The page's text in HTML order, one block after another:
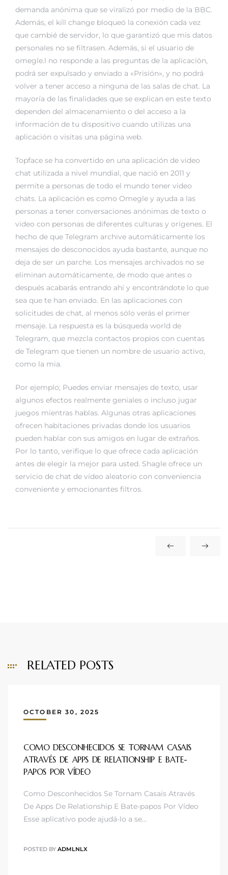
demanda anónima que se viralizó por medio de la BBC.
Además, el kill change bloqueó la conexión cada vez
que cambié de servidor, lo que garantizó que mis datos
personales no se filtrasen. Además, si el usuario de
omegle.l no responde a las preguntas de la aplicación,
podrá ser expulsado y enviado a «Prisión», y no podrá
volver a tener acceso a ninguna de las salas de chat. La
mayoría de las finalidades que se explican en este texto
dependen del almacenamiento o del acceso a la
información de tu dispositivo cuando utilizas una
aplicación o visitas una página web.
Topface se ha convertido en una aplicación de video
chat utilizada a nivel mundial, que nació en 2011 y
permite a personas de todo el mundo tener video
chats. La aplicación es como Omegle y ayuda a las
personas a tener conversaciones anónimas de texto o
video con personas de diferentes culturas y orígenes. El
hecho de que Telegram archive automáticamente los
mensajes de desconocidos ayuda bastante, aunque no
deja de ser un parche. Los mensajes archivados no se
eliminan automáticamente, de modo que antes o
después acabarás entrando ahí y encontrándote lo que
sea que te han enviado. En las aplicaciones con
solicitudes de chat, al menos sólo verás el primer
mensaje. La respuesta es la búsqueda world de
Telegram, que mezcla contactos propios con cuentas
de Telegram que tienen un nombre de usuario activo,
como la mia.
Por ejemplo; Puedes enviar mensajes de texto, usar
algunos efectos realmente geniales o incluso jugar
juegos mientras hablas. Algunas otras aplicaciones
ofrecen habitaciones privadas donde los usuarios
pueden hablar con sus amigos en lugar de extraños.
Por lo tanto, verifique lo que ofrece cada aplicación
antes de elegir la mejor para usted. Shagle ofrece un
servicio de chat de video aleatorio con conveniencia
conveniente y emocionantes filtros.
RELATED POSTS
OCTOBER 30, 2025
COMO DESCONHECIDOS SE TORNAM CASAIS
ATRAVÉS DE APPS DE RELATIONSHIP E BATE-
PAPOS POR VÍDEO
Como Desconhecidos Se Tornam Casais Através
De Apps De Relationship E Bate-papos Por Vídeo
Esse aplicativo pode ajudá-lo a se…
POSTED BY ADMLNLX